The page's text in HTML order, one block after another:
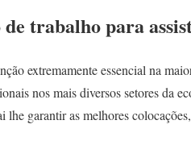
trabalho para
extremamente essencial na
nos mais diversos setores da
lhe garantir as melhores